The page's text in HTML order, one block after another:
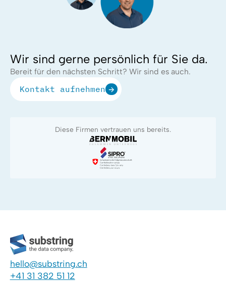
Wir sind gerne persönlich für Sie da.
Bereit für den nächsten Schritt? Wir sind es auch.
Kontakt aufnehmen
Diese Firmen vertrauen uns bereits.
hello@substring.ch
+41 31 382 51 12